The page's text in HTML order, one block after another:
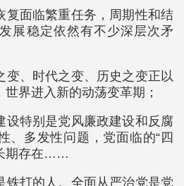
复面临繁重任务，周期性和结
展稳定依然有不少深层次矛
变、时代之变、历史之变正以
界进入新的动荡变革期；
设特别是党风廉政建设和反腐
、多发性问题，党面临的“四
期存在……
铁打的人。全面从严治党是党